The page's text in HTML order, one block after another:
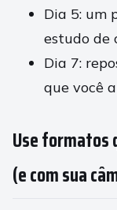
Dia 5: um
estudo de
Dia 7:
que você
Use formatos
(e com sua